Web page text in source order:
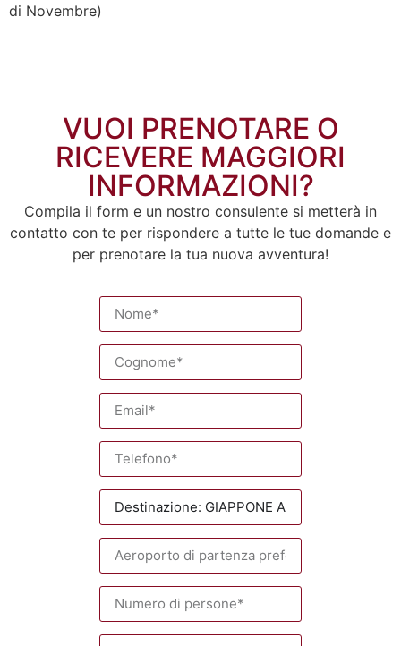
di Novembre)
VUOI PRENOTARE O
RICEVERE MAGGIORI
INFORMAZIONI?
Compila il form e un nostro consulente si metterà in
contatto con te per rispondere a tutte le tue domande e
per prenotare la tua nuova avventura!